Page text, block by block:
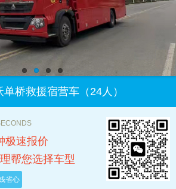
桥救援宿营车（24人）
极速报价
帮您选择车型
省心